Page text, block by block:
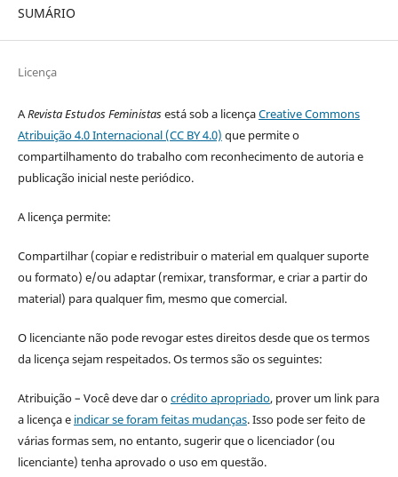
SUMÁRIO
Licença
ARevista Estudos Feministasestá sob a licençaCreative Commons
Atribuição 4.0 Internacional (CC BY 4.0) que permite o
compartilhamento do trabalho com reconhecimento de autoria e
publicação inicial neste periódico.
A licença permite:
Compartilhar (copiar e redistribuir o material em qualquer suporte
ou formato) e/ou adaptar (remixar, transformar, e criar a partir do
material) para qualquer fim, mesmo que comercial.
O licenciante não pode revogar estes direitos desde que os termos
da licença sejam respeitados. Os termos são os seguintes:
Atribuição – Você deve dar ocrédito apropriado, prover um link para
a licença e indicar se foram feitas mudanças. Isso pode ser feito de
várias formas sem, no entanto, sugerir que o licenciador (ou
licenciante) tenha aprovado o uso em questão.